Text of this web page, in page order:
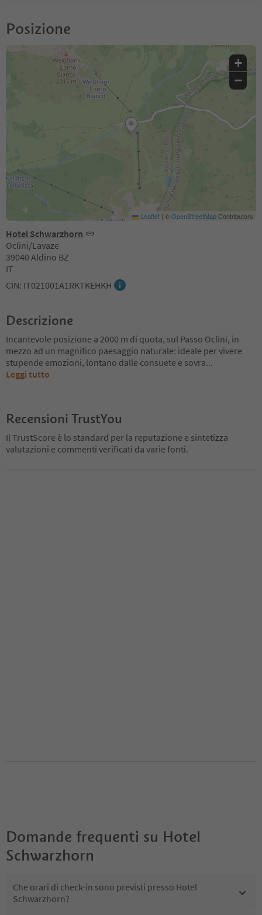
Posizione
Hotel Schwarzhorn
Oclini/Lavaze
39040 Aldino BZ
IT
CIN: IT021001A1RKTKEHKH
+
−
Leaflet | ©OpenStreetMapContributors
Descrizione
Incantevole posizione a 2000 m di quota, sul Passo Oclini, in
mezzo ad un magnifico paesaggio naturale: ideale per vivere
stupende emozioni, lontano dalle consuete e sovra...
Leggi tutto
Recensioni TrustYou
Il TrustScore è lo standard per la reputazione e sintetizza
valutazioni e commenti verificati da varie fonti.
Domande frequenti su Hotel
Schwarzhorn
Che orari di check-in sono previsti presso Hotel
Schwarzhorn?